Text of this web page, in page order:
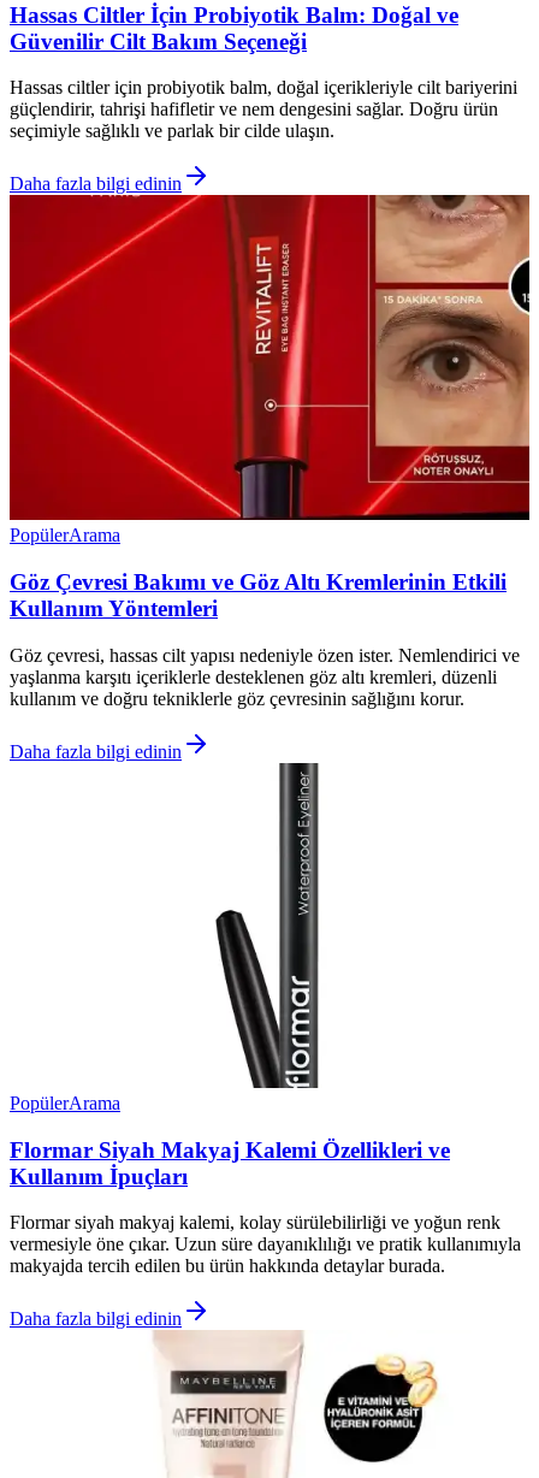
Hassas Ciltler İçin Probiyotik Balm: Doğal ve
Güvenilir Cilt Bakım Seçeneği
Hassas ciltler için probiyotik balm, doğal içerikleriyle cilt bariyerini
güçlendirir, tahrişi hafifletir ve nem dengesini sağlar. Doğru ürün
seçimiyle sağlıklı ve parlak bir cilde ulaşın.
Daha fazla bilgi edinin
PopülerArama
Göz Çevresi Bakımı ve Göz Altı Kremlerinin Etkili
Kullanım Yöntemleri
Göz çevresi, hassas cilt yapısı nedeniyle özen ister. Nemlendirici ve
yaşlanma karşıtı içeriklerle desteklenen göz altı kremleri, düzenli
kullanım ve doğru tekniklerle göz çevresinin sağlığını korur.
Daha fazla bilgi edinin
PopülerArama
Flormar Siyah Makyaj Kalemi Özellikleri ve
Kullanım İpuçları
Flormar siyah makyaj kalemi, kolay sürülebilirliği ve yoğun renk
vermesiyle öne çıkar. Uzun süre dayanıklılığı ve pratik kullanımıyla
makyajda tercih edilen bu ürün hakkında detaylar burada.
Daha fazla bilgi edinin